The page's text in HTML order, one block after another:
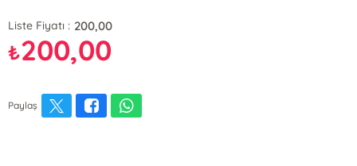
Liste Fiyatı : 200,00
₺200,00
Paylaş